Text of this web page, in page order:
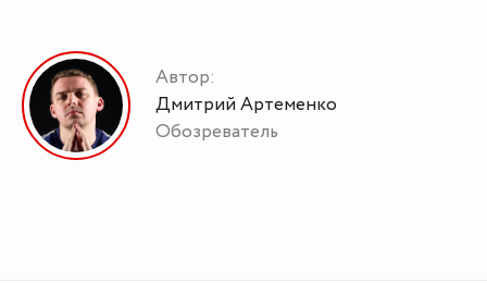
Автор:
Дмитрий Артеменко
Обозреватель